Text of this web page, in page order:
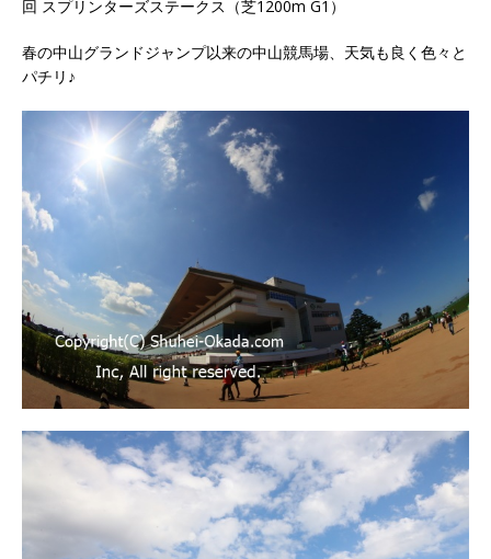
回 スプリンターズステークス（芝1200m G1）
春の中山グランドジャンプ以来の中山競馬場、天気も良く色々と
パチリ♪